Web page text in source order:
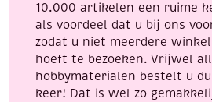
10.000 artikelen een ruime
als voordeel dat u bij ons
zodat u niet meerdere
hoeft te bezoeken. Vrijwel
hobbymaterialen bestelt u
keer! Dat is wel zo